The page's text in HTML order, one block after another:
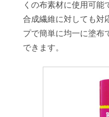
くの布素材に使用可能
合成繊維に対しても対
プで簡単に均一に塗布
できます。